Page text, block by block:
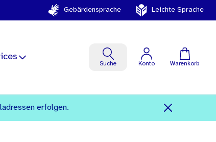
Gebärdensprache Leichte Sprache
Suche Konto Warenkorb
erfolgen.